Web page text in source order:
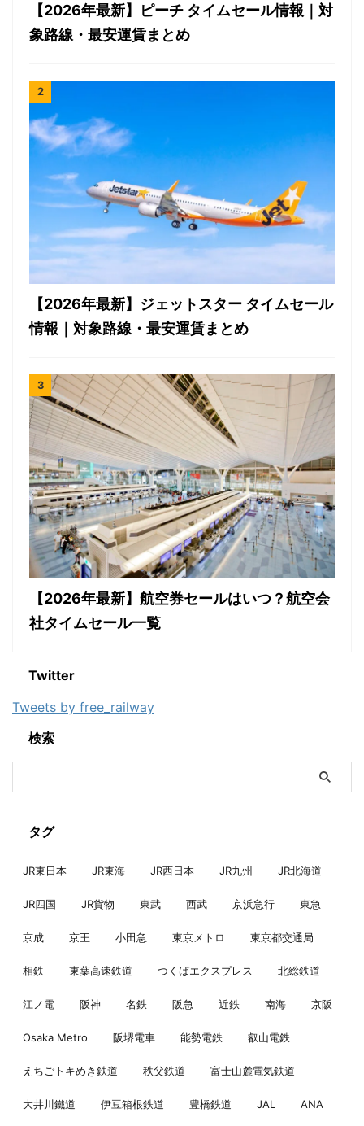
【2026年最新】ピーチ タイムセール情報｜対
象路線・最安運賃まとめ
【2026年最新】ジェットスター タイムセール
情報｜対象路線・最安運賃まとめ
【2026年最新】航空券セールはいつ？航空会
社タイムセール一覧
Twitter
Tweets by free_railway
検索
タグ
JR東日本 JR東海 JR西日本 JR九州 JR北海道
JR四国 JR貨物 東武 西武 京浜急行 東急
京成 京王 小田急 東京メトロ 東京都交通局
相鉄 東葉高速鉄道 つくばエクスプレス 北総鉄道
江ノ電 阪神 名鉄 阪急 近鉄 南海 京阪
Osaka Metro 阪堺電車 能勢電鉄 叡山電鉄
えちごトキめき鉄道 秩父鉄道 富士山麓電気鉄道
大井川鐵道 伊豆箱根鉄道 豊橋鉄道 JAL ANA